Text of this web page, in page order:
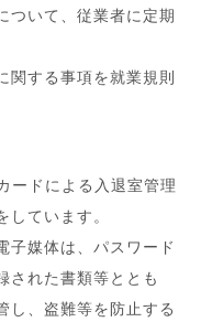
ついて、従業者に定期
関する事項を就業規則
ードによる入退室管理
ています。
子媒体は、パスワード
された書類等ととも
し、盗難等を防止する